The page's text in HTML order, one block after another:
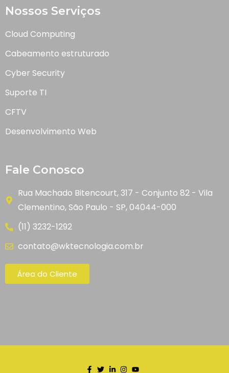
Nossos Serviços
Cloud Computing
Cabeamento estruturado
Cyber Security
Suporte TI
CFTV
Desenvolvimento Web
Fale Conosco
Rua Machado Bitencourt, 317 - Conjunto 82 - Vila
Clementino, São Paulo - SP, 04044-000
(11) 3232-1292
contato@wktecnologia.com.br
Área do Cliente